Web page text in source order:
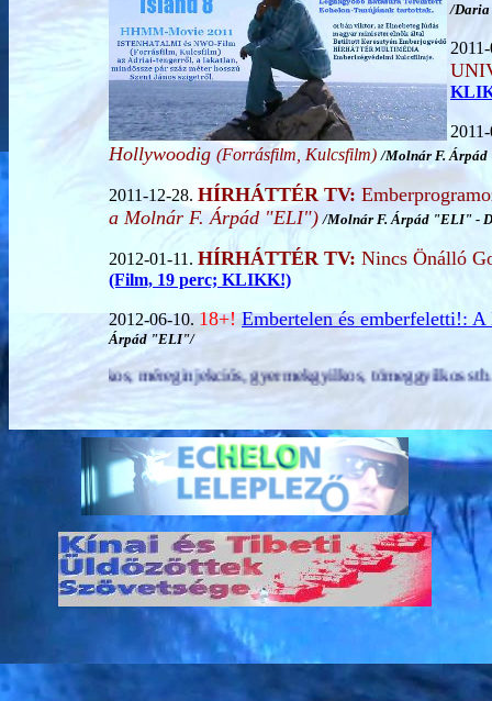
/
Hollywoodig (Forrásfilm, Kulcsfilm) /Molnár F.
2011-12-28. HÍRHÁTTÉR TV:
a Molnár F. Árpád "ELI") /Molnár F. Árpád "ELI" -
2012-01-11. HÍRHÁTTÉR TV: Nincs Önálló
(Film, 19 perc; KLIKK!)
2012-06-10. 18+! Embertelen és emberfeletti!:
Árpád "ELI"/
tömeggyilkos stb. jelentkezését és bizonyságtételeit